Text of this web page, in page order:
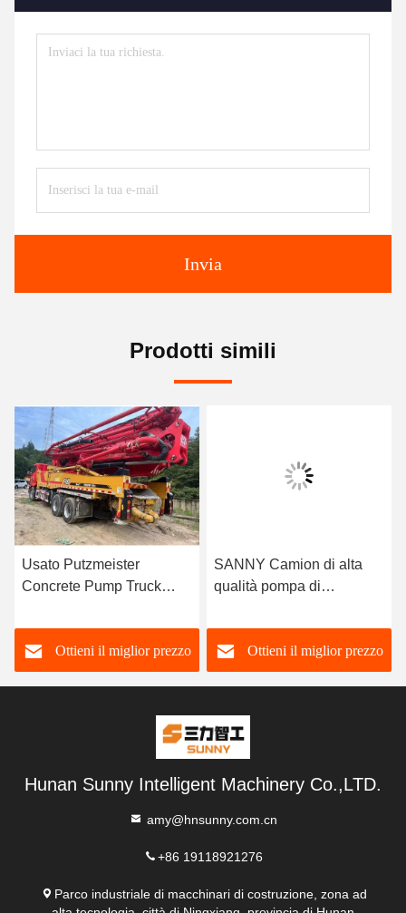
Invia
Prodotti simili
Usato Putzmeister
Concrete Pump Truck
liscio di calcestruzzo
Ottieni il miglior prezzo
SANNY Camion di alta
qualità pompa di
pompa di calcestruzzo
usataOttieni il miglior prezzo
Hunan Sunny Intelligent Machinery Co.,LTD.
amy@hnsunny.com.cn
+86 19118921276
Parco industriale di macchinari di costruzione, zona ad